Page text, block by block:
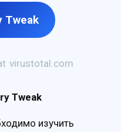
Tweak
virustotal.com
Tweak
изучить